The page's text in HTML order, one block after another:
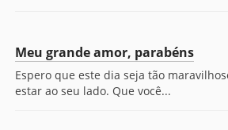
Meu grande amor, parabéns
Espero que este dia seja tão
estar ao seu lado. Que você...